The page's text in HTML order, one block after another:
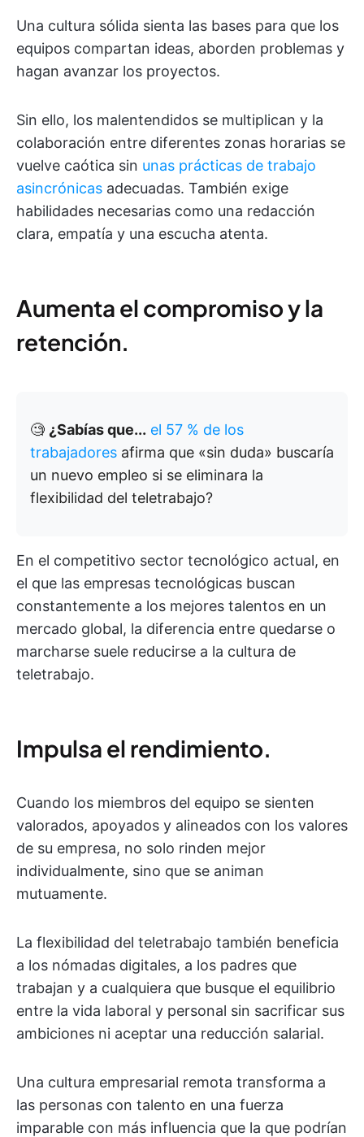
Una cultura sólida sienta las bases para que los
equipos compartan ideas, aborden problemas y
hagan avanzar los proyectos.
Sin ello, los malentendidos se multiplican y la
colaboración entre diferentes zonas horarias se
vuelve caótica sin unas prácticas de trabajo
asincrónicas adecuadas. También exige
habilidades necesarias como una redacción
clara, empatía y una escucha atenta.
Aumenta el compromiso y la
retención.
🧐 ¿Sabías que... el 57 % de los
trabajadores afirma que «sin duda» buscaría
un nuevo empleo si se eliminara la
flexibilidad del teletrabajo?
En el competitivo sector tecnológico actual, en
el que las empresas tecnológicas buscan
constantemente a los mejores talentos en un
mercado global, la diferencia entre quedarse o
marcharse suele reducirse a la cultura de
teletrabajo.
Impulsa el rendimiento.
Cuando los miembros del equipo se sienten
valorados, apoyados y alineados con los valores
de su empresa, no solo rinden mejor
individualmente, sino que se animan
mutuamente.
La flexibilidad del teletrabajo también beneficia
a los nómadas digitales, a los padres que
trabajan y a cualquiera que busque el equilibrio
entre la vida laboral y personal sin sacrificar sus
ambiciones ni aceptar una reducción salarial.
Una cultura empresarial remota transforma a
las personas con talento en una fuerza
imparable con más influencia que la que podrían